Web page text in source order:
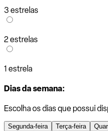
3 estrelas
2 estrelas
1 estrela
Dias da semana:
Escolha os dias que possui
Segunda-feira Terça-feira